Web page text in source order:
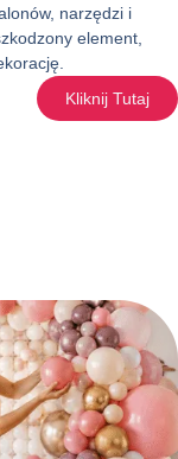
narzędzi i
element,
Kliknij Tutaj